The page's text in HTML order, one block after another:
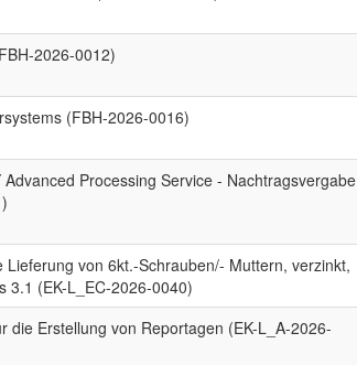
2026-0012)
(FBH-2026-0016)
Advanced Processing Service - Nachtragsvergabe
Lieferung von 6kt.-Schrauben/- Muttern, verzinkt,
3.1 (EK-L_EC-2026-0040)
die Erstellung von Reportagen (EK-L_A-2026-